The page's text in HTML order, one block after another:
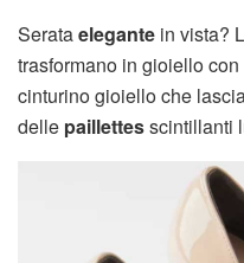
Serataelegante in vista?
trasformano in gioiello
cinturino gioiello che
delle paillettesscintillanti